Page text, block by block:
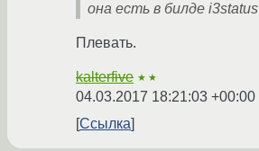
она есть в билде i3status
Плевать.
kalterfive ★★
04.03.2017 18:21:03 +00:00
Ссылка